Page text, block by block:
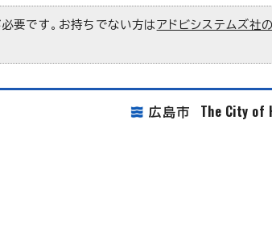
要です。お持ちでない方はアドビシステムズ社
広島市 The City of